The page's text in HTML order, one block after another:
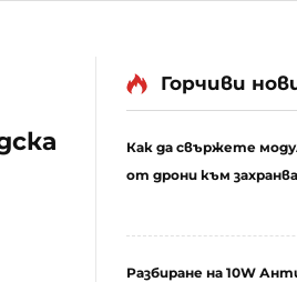
Горчиви
Как да свържете
от дрони към
Разбиране на 10W